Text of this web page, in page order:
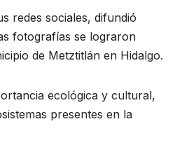
redes sociales, difundió
fotografías se lograron
de Metztitlán en Hidalgo.
ecológica y cultural,
presentes en la